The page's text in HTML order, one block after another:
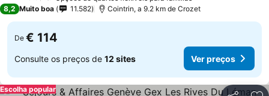
8,2 Muito boa 11.582 Cointrin, a 9.2 km de Crozet
De € 114
Consulte os preços de 12 sites Ver preços
Escolha popular